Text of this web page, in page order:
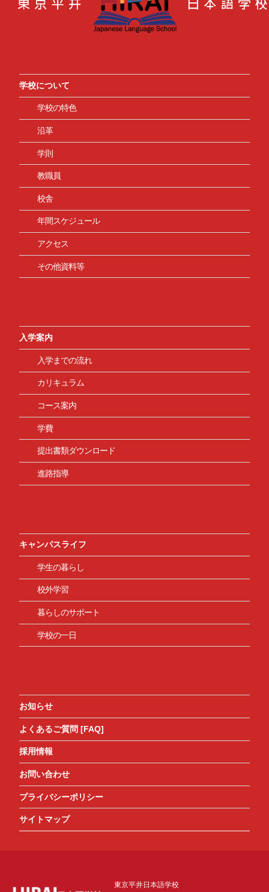
学校について
学校の特色
沿革
学則
教職員
校舎
年間スケジュール
アクセス
その他資料等
入学案内
入学までの流れ
カリキュラム
コース案内
学費
提出書類ダウンロード
進路指導
キャンパスライフ
学生の暮らし
校外学習
暮らしのサポート
学校の一日
お知らせ
よくあるご質問 [FAQ]
採用情報
お問い合わせ
プライバシーポリシー
サイトマップ
東京平井日本語学校